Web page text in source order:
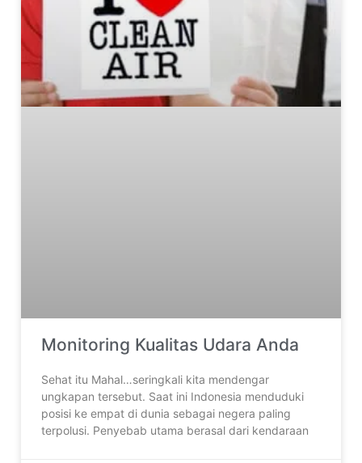
Monitoring Kualitas Udara Anda
Sehat itu Mahal…seringkali kita mendengar
ungkapan tersebut. Saat ini Indonesia menduduki
posisi ke empat di dunia sebagai negera paling
terpolusi. Penyebab utama berasal dari kendaraan